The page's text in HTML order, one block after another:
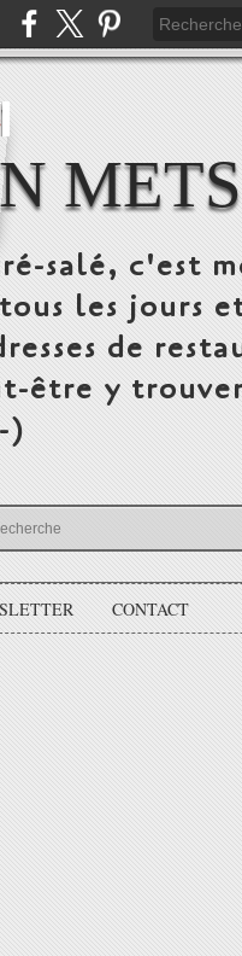
METS
salé, c'est
les jours
de
être y
)
CONTACT